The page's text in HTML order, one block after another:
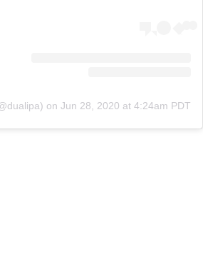
on Jun 28, 2020 at 4:24am PDT